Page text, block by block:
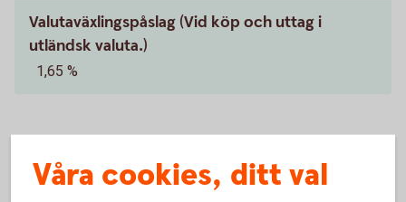
Valutaväxlingspåslag (Vid köp och uttag i
utländsk valuta.)
1,65 %
Så här fungerar bankkort Maestro
Våra cookies, ditt val